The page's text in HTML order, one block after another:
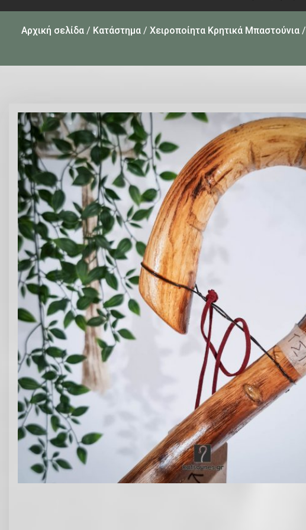
Αρχική σελίδα/ Κατάστημα/ Χειροποίητα Κρητικά Μπαστούνια/